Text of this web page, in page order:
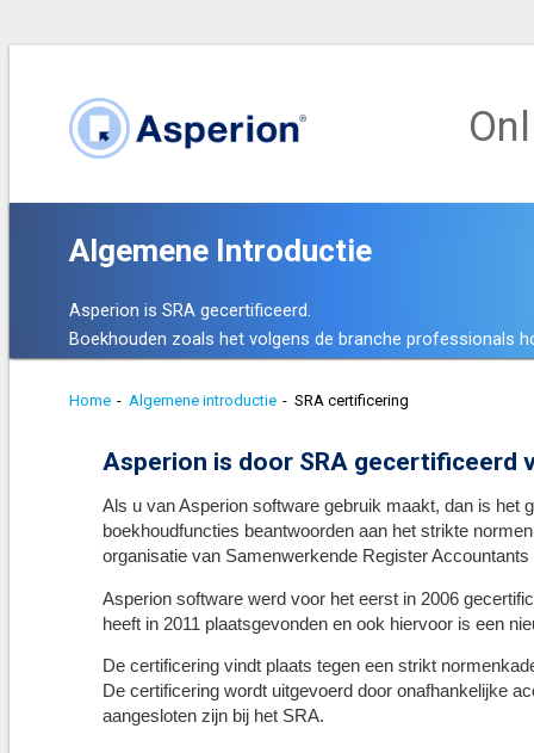
Algemene Introductie
Asperion is SRA gecertificeerd.
Boekhouden zoals het volgens de branche professionals
Home - Algemene introductie - SRA certificering
Asperion is door SRA gecertificeerd
Als u van Asperion software gebruik maakt, dan is het
boekhoudfuncties beantwoorden aan het strikte
organisatie van Samenwerkende Register
Asperion software werd voor het eerst in 2006
heeft in 2011 plaatsgevonden en ook hiervoor is een
De certificering vindt plaats tegen een strikt
De certificering wordt uitgevoerd door onafhankelijke
aangesloten zijn bij het SRA.